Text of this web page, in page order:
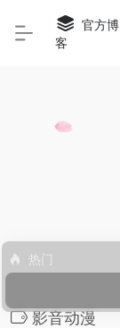
官方博
客
热门
影音动漫